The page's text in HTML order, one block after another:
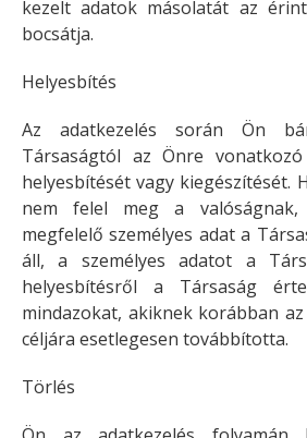
kezelt adatok másolatát az
bocsátja.
Helyesbítés
Az adatkezelés során Ön
Társaságtól az Önre
helyesbítését vagy kiegészítését.
nem felel meg a
megfelelő személyes adat a
áll, a személyes adatot a
helyesbítésről a Társaság
mindazokat, akiknek korábban
céljára esetlegesen továbbította.
Törlés